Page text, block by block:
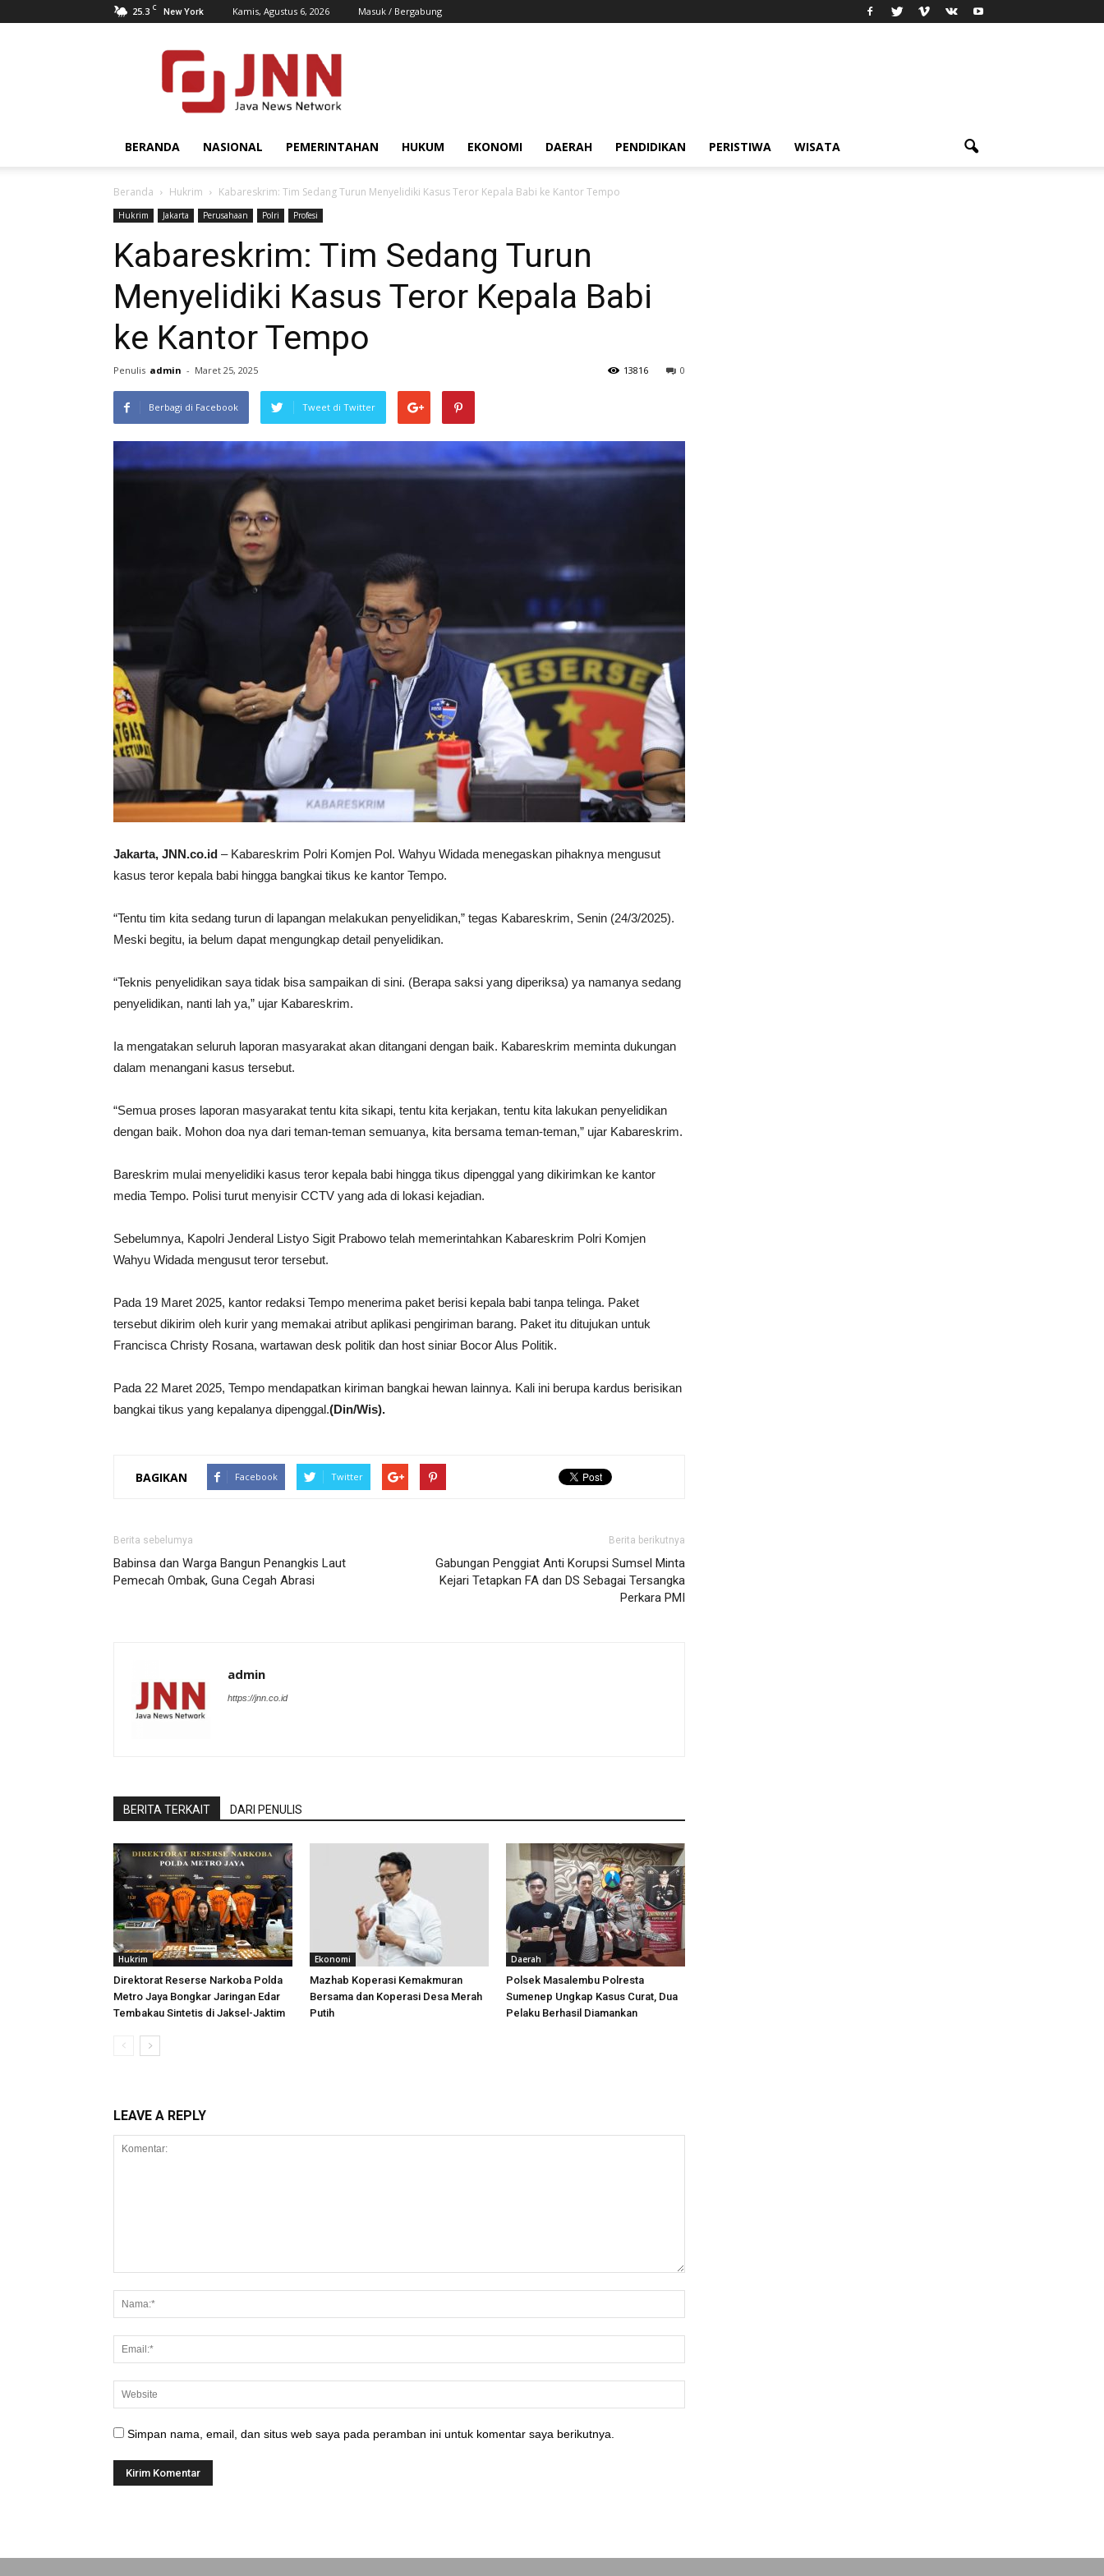
25.3 C New York Kamis, Agustus 6, 2026 Masuk / Bergabung
JNN.co.id
BERANDA NASIONAL PEMERINTAHAN HUKUM EKONOMI DAERAH PENDIDIKAN PERISTIWA WISATA
Beranda Hukrim Kabareskrim: Tim Sedang Turun Menyelidiki Kasus Teror Kepala Babi ke Kantor Tempo
Hukrim Jakarta Perusahaan Polri Profesi
Kabareskrim: Tim Sedang Turun
Menyelidiki Kasus Teror Kepala Babi
ke Kantor Tempo
Penulis admin - Maret 25, 2025 0
13816
Berbagi di Facebook Tweet di Twitter
Jakarta, JNN.co.id – Kabareskrim Polri Komjen Pol. Wahyu Widada menegaskan pihaknya mengusut
kasus teror kepala babi hingga bangkai tikus ke kantor Tempo.
“Tentu tim kita sedang turun di lapangan melakukan penyelidikan,” tegas Kabareskrim, Senin (24/3/2025).
Meski begitu, ia belum dapat mengungkap detail penyelidikan.
“Teknis penyelidikan saya tidak bisa sampaikan di sini. (Berapa saksi yang diperiksa) ya namanya sedang
penyelidikan, nanti lah ya,” ujar Kabareskrim.
Ia mengatakan seluruh laporan masyarakat akan ditangani dengan baik. Kabareskrim meminta dukungan
dalam menangani kasus tersebut.
“Semua proses laporan masyarakat tentu kita sikapi, tentu kita kerjakan, tentu kita lakukan penyelidikan
dengan baik. Mohon doa nya dari teman-teman semuanya, kita bersama teman-teman,” ujar Kabareskrim.
Bareskrim mulai menyelidiki kasus teror kepala babi hingga tikus dipenggal yang dikirimkan ke kantor
media Tempo. Polisi turut menyisir CCTV yang ada di lokasi kejadian.
Sebelumnya, Kapolri Jenderal Listyo Sigit Prabowo telah memerintahkan Kabareskrim Polri Komjen
Wahyu Widada mengusut teror tersebut.
Pada 19 Maret 2025, kantor redaksi Tempo menerima paket berisi kepala babi tanpa telinga. Paket
tersebut dikirim oleh kurir yang memakai atribut aplikasi pengiriman barang. Paket itu ditujukan untuk
Francisca Christy Rosana, wartawan desk politik dan host siniar Bocor Alus Politik.
Pada 22 Maret 2025, Tempo mendapatkan kiriman bangkai hewan lainnya. Kali ini berupa kardus berisikan
bangkai tikus yang kepalanya dipenggal.(Din/Wis).
BAGIKAN Facebook Twitter
Berita sebelumya
Babinsa dan Warga Bangun Penangkis Laut
Pemecah Ombak, Guna Cegah Abrasi
Berita berikutnya
Gabungan Penggiat Anti Korupsi Sumsel Minta
Kejari Tetapkan FA dan DS Sebagai Tersangka
Perkara PMI
admin
https://jnn.co.id
BERITA TERKAIT DARI PENULIS
Hukrim
Direktorat Reserse Narkoba Polda
Metro Jaya Bongkar Jaringan Edar
Tembakau Sintetis di Jaksel-Jaktim
Ekonomi
Mazhab Koperasi Kemakmuran
Bersama dan Koperasi Desa Merah
Putih
Daerah
Polsek Masalembu Polresta
Sumenep Ungkap Kasus Curat, Dua
Pelaku Berhasil Diamankan
LEAVE A REPLY
Simpan nama, email, dan situs web saya pada peramban ini untuk komentar saya berikutnya.